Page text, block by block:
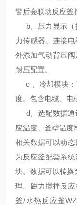
警后会联动反应釜
b、压力显示（
力传感器、连接
外添加气动背压
耐压配置。
c 、冷却模块：
度。包含电缆、电
d、选配数据通
应温度、釜壁温度
相关数据可以动
为反应釜配套系
块。数据可以转换
理。磁力搅拌反
釜/水热反应釜